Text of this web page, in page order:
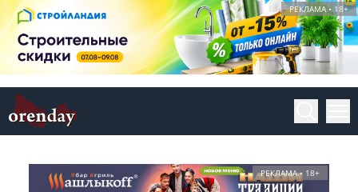
РЕКЛАМА • 18+
РЕКЛАМА • 18+